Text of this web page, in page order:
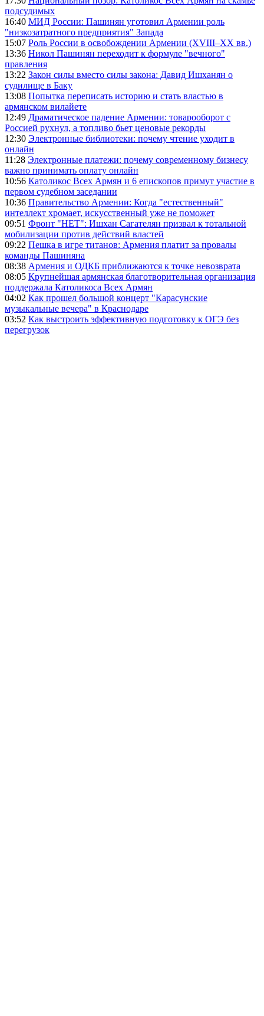
подсудимых
16:40 МИД России: Пашинян уготовил Армении роль
"низкозатратного предприятия" Запада
15:07 Роль России в освобождении Армении (XVIII–XX вв.)
13:36 Никол Пашинян переходит к формуле "вечного"
правления
13:22 Закон силы вместо силы закона: Давид Ишханян о
судилище в Баку
13:08 Попытка переписать историю и стать властью в
армянском вилайете
12:49 Драматическое падение Армении: товарооборот с
Россией рухнул, а топливо бьет ценовые рекорды
12:30 Электронные библиотеки: почему чтение уходит в
онлайн
11:28 Электронные платежи: почему современному бизнесу
важно принимать оплату онлайн
10:56 Католикос Всех Армян и 6 епископов примут участие в
первом судебном заседании
10:36 Правительство Армении: Когда "естественный"
интеллект хромает, искусственный уже не поможет
09:51 Фронт "НЕТ": Ишхан Сагателян призвал к тотальной
мобилизации против действий властей
09:22 Пешка в игре титанов: Армения платит за провалы
команды Пашиняна
08:38 Армения и ОДКБ приближаются к точке невозврата
08:05 Крупнейшая армянская благотворительная организация
поддержала Католикоса Всех Армян
04:02 Как прошел большой концерт "Карасунские
музыкальные вечера" в Краснодаре
03:52 Как выстроить эффективную подготовку к ОГЭ без
перегрузок